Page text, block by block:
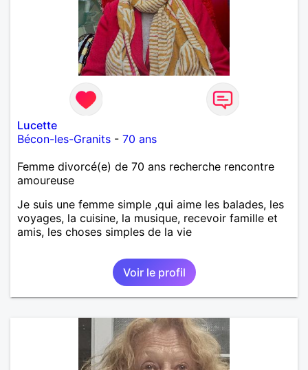
Lucette
Bécon-les-Granits - 70 ans
Femme divorcé(e) de 70 ans recherche rencontre
amoureuse
Je suis une femme simple ,qui aime les balades, les
voyages, la cuisine, la musique, recevoir famille et
amis, les choses simples de la vie
Voir le profil